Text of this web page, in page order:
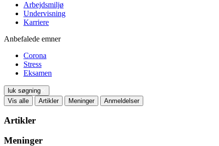
Arbejdsmiljø
Undervisning
Karriere
Anbefalede emner
Corona
Stress
Eksamen
luk søgning
Vis alle
Artikler Meninger Anmeldelser
Artikler
Meninger